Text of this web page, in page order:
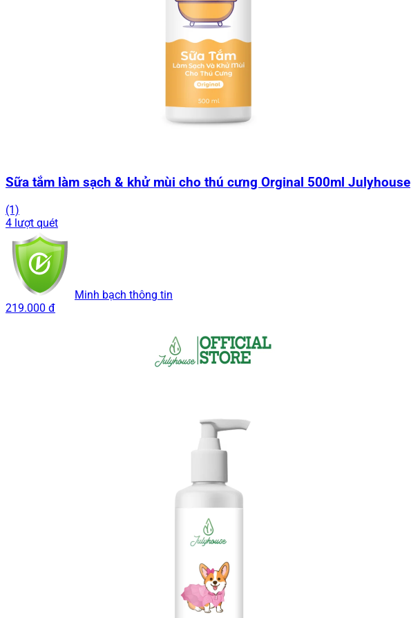
Sữa tắm làm sạch & khử mùi cho thú cưng Orginal 500ml Julyhouse
(1)
4 lượt quét
Minh bạch thông tin
219.000 đ